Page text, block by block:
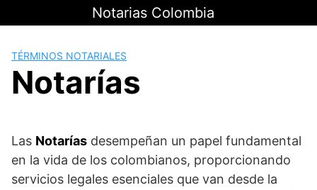
al
Notarias Colombia
TÉRMINOS NOTARIALES
Notarías
Las Notarías desempeñan un papel fundamental
en la vida de los colombianos, proporcionando
servicios legales esenciales que van desde la